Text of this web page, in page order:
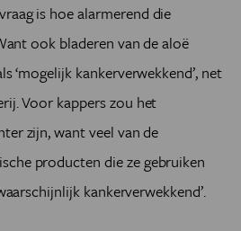
is hoe alarmerend die
ook bladeren van de aloë
‘mogelijk kankerverwekkend’, net
Voor kappers zou het
zijn, want veel van de
producten die ze gebruiken
kankerverwekkend’.